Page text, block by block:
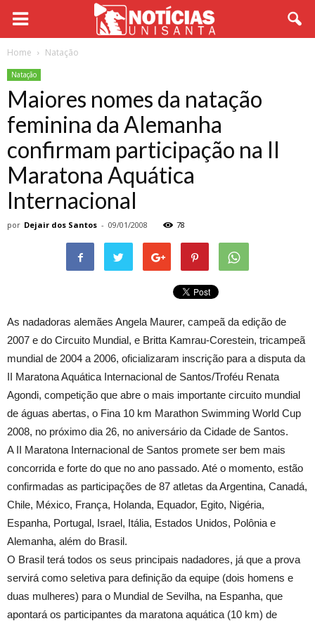
Home Natação
Natação
Maiores nomes da natação
feminina da Alemanha
confirmam participação na II
Maratona Aquática
Internacional
por Dejair dos Santos - 09/01/2008 78
As nadadoras alemães Angela Maurer, campeã da edição de
2007 e do Circuito Mundial, e Britta Kamrau-Corestein, tricampeã
mundial de 2004 a 2006, oficializaram inscrição para a disputa da
II Maratona Aquática Internacional de Santos/Troféu Renata
Agondi, competição que abre o mais importante circuito mundial
de águas abertas, o Fina 10 km Marathon Swimming World Cup
2008, no próximo dia 26, no aniversário da Cidade de Santos.
A II Maratona Internacional de Santos promete ser bem mais
concorrida e forte do que no ano passado. Até o momento, estão
confirmadas as participações de 87 atletas da Argentina, Canadá,
Chile, México, França, Holanda, Equador, Egito, Nigéria,
Espanha, Portugal, Israel, Itália, Estados Unidos, Polônia e
Alemanha, além do Brasil.
O Brasil terá todos os seus principais nadadores, já que a prova
servirá como seletiva para definição da equipe (dois homens e
duas mulheres) para o Mundial de Sevilha, na Espanha, que
apontará os participantes da maratona aquática (10 km) de